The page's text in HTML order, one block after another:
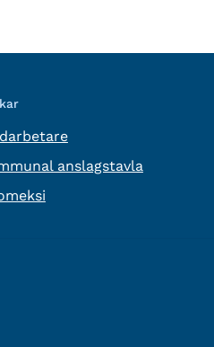
anslagstavla